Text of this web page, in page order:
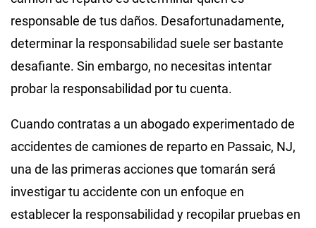
responsable de tus daños. Desafortunadamente,
determinar la responsabilidad suele ser bastante
desafiante. Sin embargo, no necesitas intentar
probar la responsabilidad por tu cuenta.
Cuando contratas a un abogado experimentado de
accidentes de camiones de reparto en Passaic, NJ,
una de las primeras acciones que tomarán será
investigar tu accidente con un enfoque en
establecer la responsabilidad y recopilar pruebas en